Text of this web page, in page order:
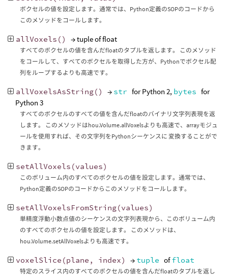
ボクセルの値を設定します。通常では、Python定義のSOPのコードから
このメソッドをコールします。
allVoxels () → tuple of float
すべてのボクセルの値を含んだfloatのタプルを返します。 このメソッド
をコールして、すべてのボクセルを取得した方が、Pythonでボクセル配
列をループするよりも高速です。
allVoxelsAsString() → str for Python 2, bytes for
Python 3
すべてのボクセルのすべての値を含んだfloatのバイナリ文字列表現を返
します。 このメソッドはhou.Volume.allVoxelsよりも高速で、arrayモジュ
ールを使用すれば、その文字列をPythonシーケンスに 変換することがで
きます。
setAllVoxels (values)
このボリューム内のすべてのボクセルの値を設定します。通常では、
Python定義のSOPのコードからこのメソッドをコールします。
setAllVoxelsFromString(values)
単精度浮動小数点値のシーケンスの文字列表現から、このボリューム内
のすべてのボクセルの値を設定します。 このメソッドは、
hou.Volume.setAllVoxelsよりも高速です。
voxelSlice (plane , index) → tuple offloat
特定のスライス内のすべてのボクセルの値を含んだfloatのタプルを返し